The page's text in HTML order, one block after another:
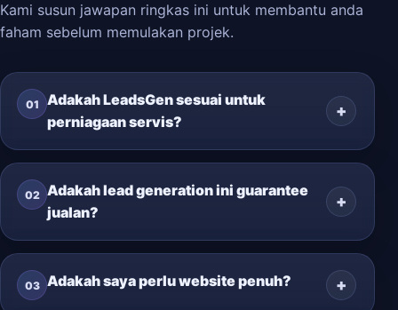
Kami susun jawapan ringkas ini untuk membantu anda
faham sebelum memulakan projek.
01
Adakah LeadsGen sesuai untuk
perniagaan servis?
02 Adakah lead generation ini guarantee
jualan?
03 Adakah saya perlu website penuh?